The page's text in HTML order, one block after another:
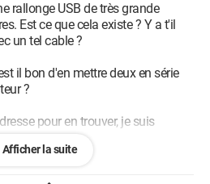
rallonge USB de très grande
Est ce que cela existe ? Y a t'il
un tel cable ?
il bon d'en mettre deux en série
?
pour en trouver, je suis
Afficher la suite